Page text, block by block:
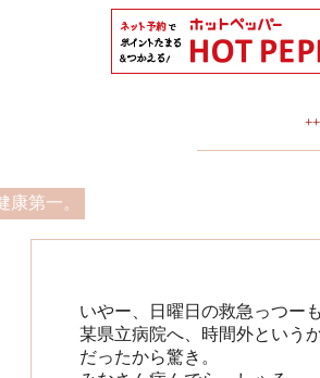
康第一。
いやー、日曜日の救急っつー
某県立病院へ、時間外という
だったから驚き。